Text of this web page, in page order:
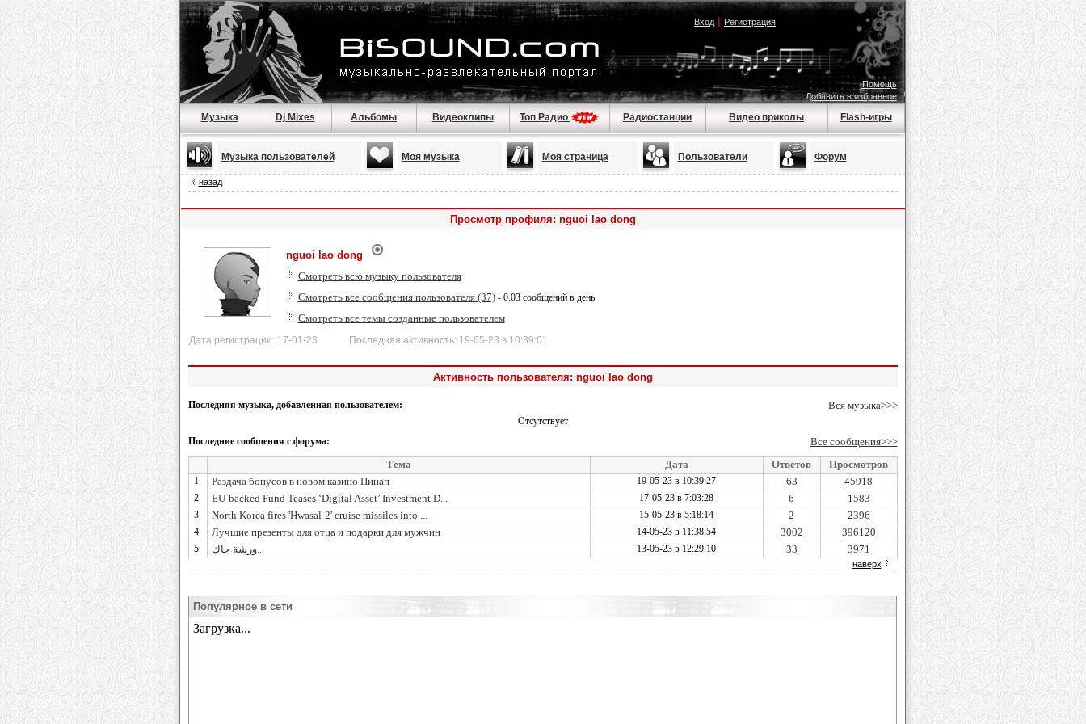
Вход| Регистрация
Помощь
Добавить в избранное
Музыка Dj Mixes Альбомы Видеоклипы Топ Радио Радиостанции Видео приколы Flash-игры
Музыка пользователей Моя музыка Моя страница Пользователи Форум
назад
Просмотр профиля: nguoi lao dong
nguoi lao dong
Смотреть всю музыку пользователя
Смотреть все сообщения пользователя (37)- 0.03 сообщений в день
Смотреть все темы созданные пользователем
Дата регистрации: 17-01-23 Последняя активность: 19-05-23 в 10:39:01
Активность пользователя: nguoi lao dong
Последняя музыка, добавленная пользователем: Вся музыка>>>
Отсутствует
Последние сообщения с форума:
Все сообщения>>>
Тема
Дата Ответов Просмотров
1. Раздача бонусов в новом казино Пинап 19-05-23 в 10:39:27 63 45918
2. EU-backed Fund Teases ‘Digital Asset’ Investment D... 17-05-23 в 7:03:28 6 1583
3. North Korea fires 'Hwasal-2' cruise missiles into ... 15-05-23 в 5:18:14 2 2396
4. Лучшие презенты для отца и подарки для мужчин 14-05-23 в 11:38:54 3002 396120
5. ورشة جاك... 13-05-23 в 12:29:10 33 3971
наверх
Популярное в сети